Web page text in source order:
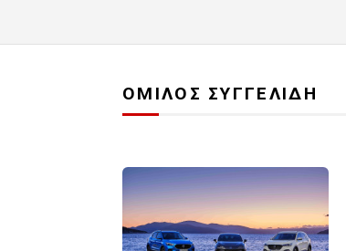
ΟΜΙΛΟΣ ΣΥΓΓΕΛΙΔΗ